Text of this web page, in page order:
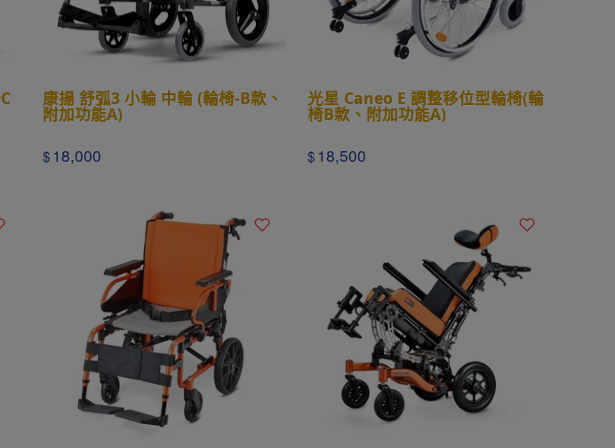
康揚 舒弧3 小輪 中輪 (輪椅-B款、
附加功能A)
$ 18,000
光星 Caneo E 調整移位型輪椅(輪
椅B款、附加功能A)
$ 18,500